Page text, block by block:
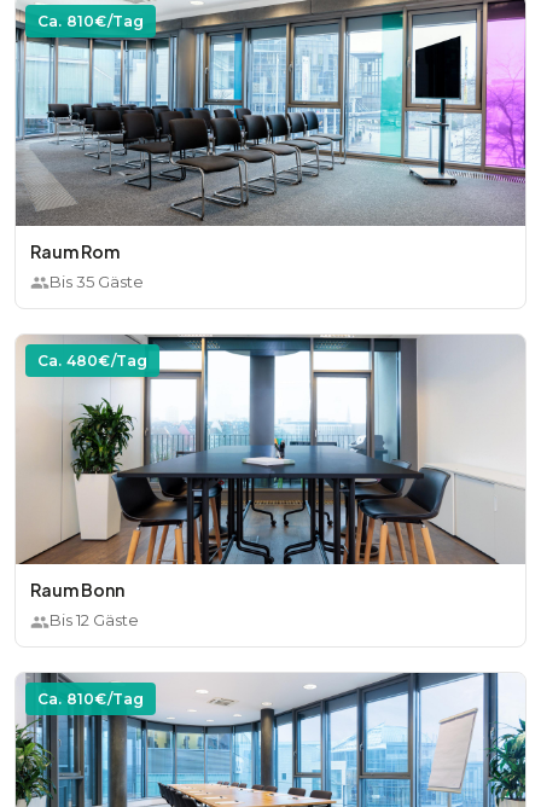
Ca. 810€/Tag
Raum Rom
Bis35 Gäste
Ca. 480€/Tag
Raum Bonn
Bis12 Gäste
Ca. 810€/Tag